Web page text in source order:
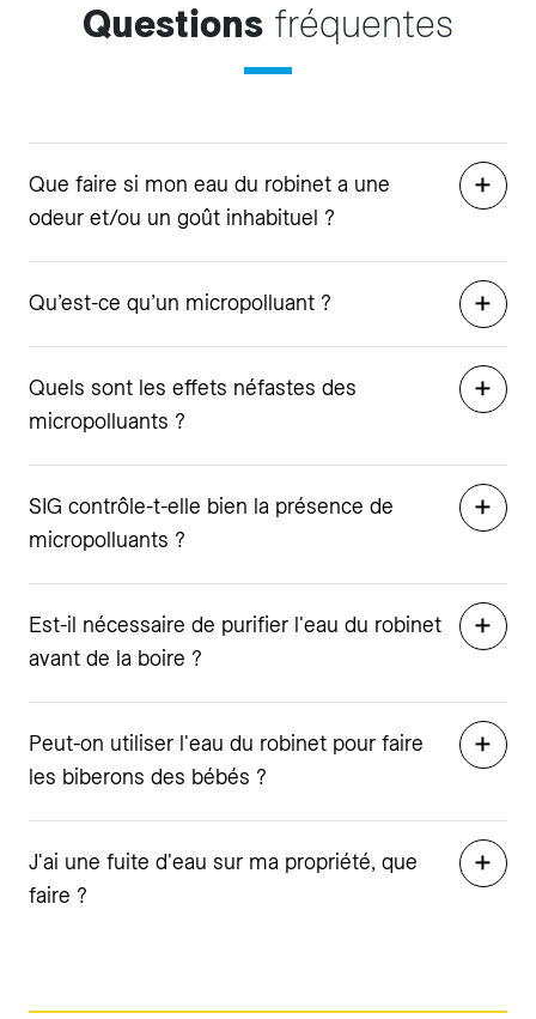
Questions fréquentes
Que faire si mon eau du robinet a une
odeur et/ou un goût inhabituel ?
Qu’est-ce qu’un micropolluant ?
Quels sont les effets néfastes des
micropolluants ?
SIG contrôle-t-elle bien la présence de
micropolluants ?
Est-il nécessaire de purifier l'eau du robinet
avant de la boire ?
Peut-on utiliser l'eau du robinet pour faire
les biberons des bébés ?
J'ai une fuite d'eau sur ma propriété, que
faire ?